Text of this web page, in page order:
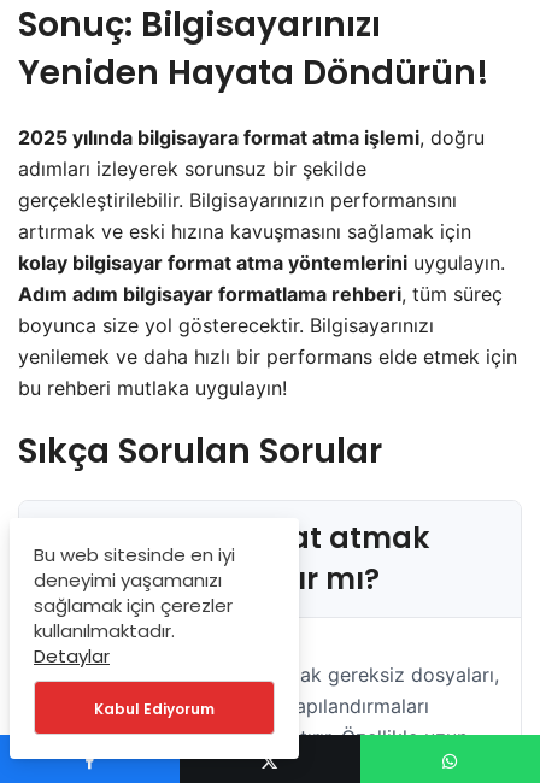
Sonuç: Bilgisayarınızı
Yeniden Hayata Döndürün!
2025 yılında bilgisayara format atma işlemi, doğru
adımları izleyerek sorunsuz bir şekilde
gerçekleştirilebilir. Bilgisayarınızın performansını
artırmak ve eski hızına kavuşmasını sağlamak için
kolay bilgisayar format atma yöntemlerini uygulayın.
Adım adım bilgisayar formatlama rehberi, tüm süreç
boyunca size yol gösterecektir. Bilgisayarınızı
yenilemek ve daha hızlı bir performans elde etmek için
bu rehberi mutlaka uygulayın!
Sıkça Sorulan Sorular
Bilgisayara format atmak
performansı artırır mı?
Evet, bilgisayara format atmak gereksiz dosyaları,
zararlı yazılımları ve hatalı yapılandırmaları
temizleyerek performansı artırır. Özellikle uzun
süre kullanılmamış veya yavaşlamış cihazlarda
Bu web sitesinde en iyi
deneyimi yaşamanızı
sağlamak için çerezler
kullanılmaktadır.
Detaylar
Kabul Ediyorum